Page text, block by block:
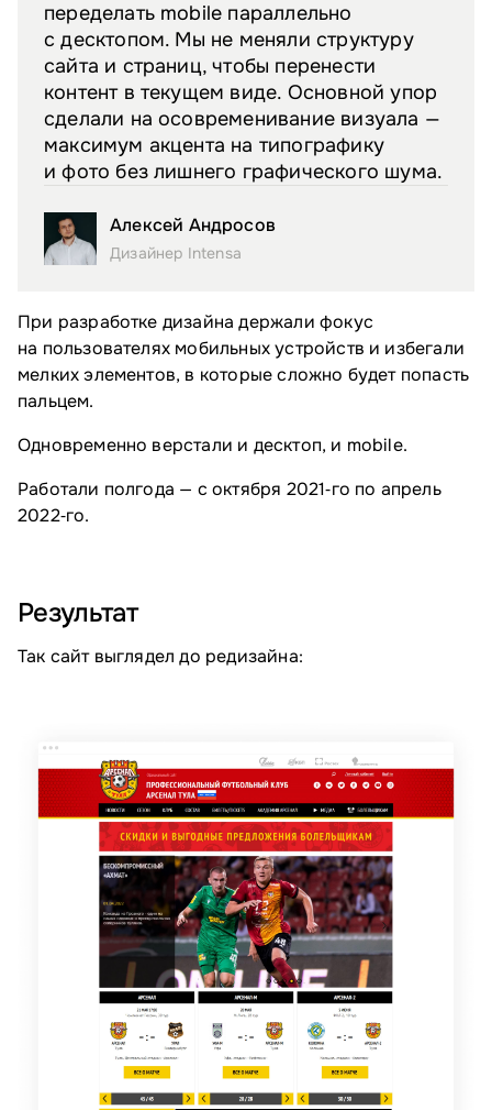
переделать mobile параллельно
с десктопом. Мы не меняли структуру
сайта и страниц, чтобы перенести
контент в текущем виде. Основной упор
сделали на осовременивание визуала —
максимум акцента на типографику
и фото без лишнего графического шума.
Алексей Андросов
Дизайнер Intensa
При разработке дизайна держали фокус
на пользователях мобильных устройств и избегали
мелких элементов, в которые сложно будет попасть
пальцем.
Одновременно верстали и десктоп, и mobile.
Работали полгода — с октября 2021‑го по апрель
2022‑го.
Результат
Так сайт выглядел до редизайна: